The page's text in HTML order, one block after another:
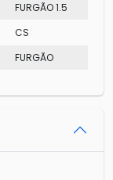
FURGÃO 1.5
CS
FURGÃO